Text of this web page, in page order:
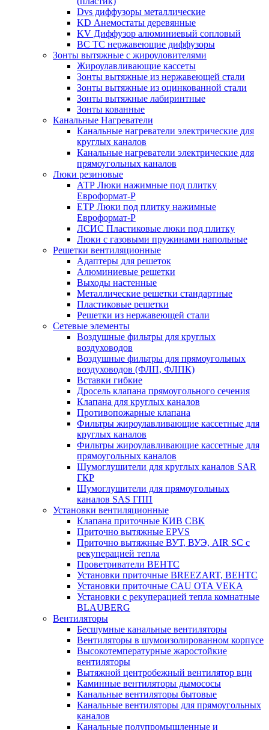
Dvs диффузоры металлические
KD Анемостаты деревянные
KV Диффузор алюминиевый сопловый
ВС ТС нержавеющие диффузоры
Зонты вытяжные с жироуловителями
Жироулавливающие кассеты
Зонты вытяжные из нержавеющей стали
Зонты вытяжные из оцинкованной стали
Зонты вытяжные лабиринтные
Зонты кованные
Канальные Нагреватели
Канальные нагреватели электрические для
круглых каналов
Канальные нагреватели электрические для
прямоугольных каналов
Люки резиновые
АТР Люки нажимные под плитку
Евроформат-Р
ЕТР Люки под плитку нажимные
Евроформат-Р
ЛСИС Пластиковые люки под плитку
Люки с газовыми пружинами напольные
Решетки вентиляционные
Адаптеры для решеток
Алюминиевые решетки
Выходы настенные
Металлические решетки стандартные
Пластиковые решетки
Решетки из нержавеющей стали
Сетевые элементы
Воздушные фильтры для круглых
воздуховодов
Воздушные фильтры для прямоугольных
воздуховодов (ФЛП, ФЛПК)
Вставки гибкие
Дросель клапана прямоугольного сечения
Клапана для круглых каналов
Противопожарные клапана
Фильтры жироулавливающие кассетные для
круглых каналов
Фильтры жироулавливающие кассетные для
прямоугольных каналов
Шумоглушители для круглых каналов SAR
ГКР
Шумоглушители для прямоугольных
каналов SAS ГПП
Установки вентиляционные
Клапана приточные КИВ СВК
Приточно вытяжные EPVS
Приточно вытяжные ВУТ, ВУЭ, AIR SC с
рекуперацией тепла
Проветриватели ВЕНТС
Установки приточные BREEZART, ВЕНТС
Установки приточные CAU OTA VEKA
Установки с рекуперацией тепла комнатные
BLAUBERG
Вентиляторы
Бесшумные канальные вентиляторы
Вентиляторы в шумоизолированном корпусе
Высокотемпературные жаростойкие
вентиляторы
Вытяжной центробежный вентилятор вцн
Каминные вентиляторы дымососы
Канальные вентиляторы бытовые
Канальные вентиляторы для прямоугольных
каналов
Канальные полупромышленные и